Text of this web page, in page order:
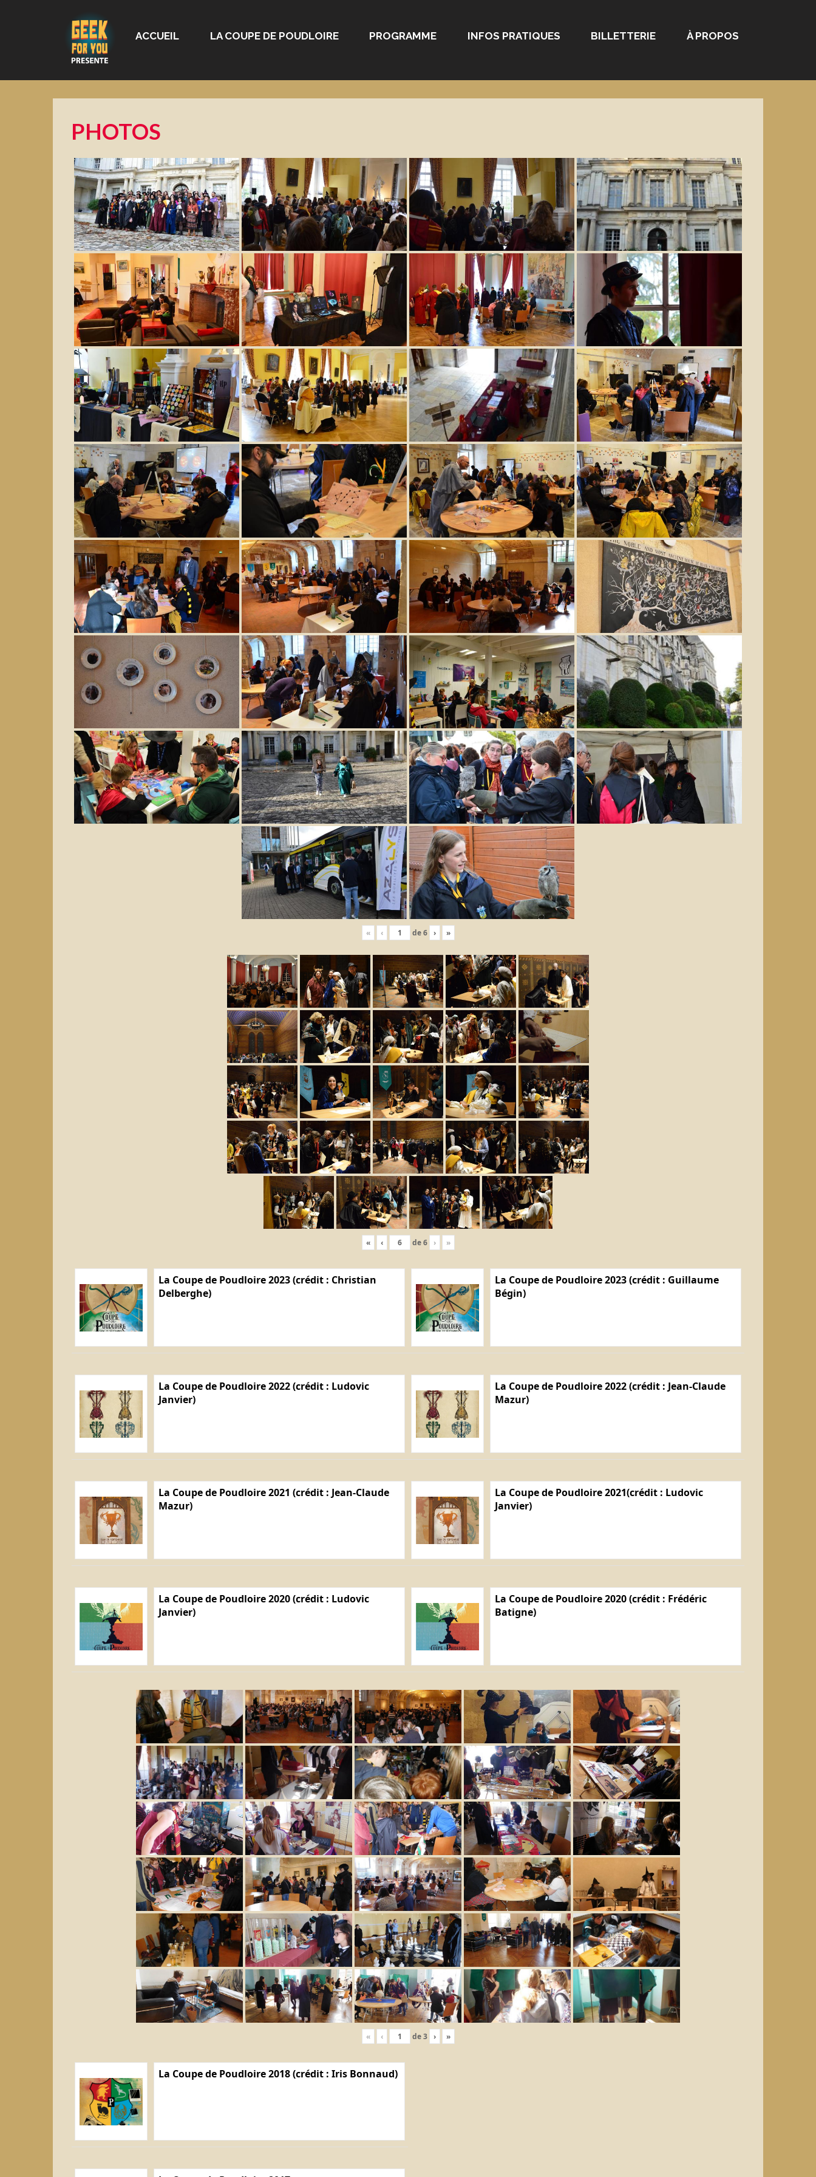
ACCUEIL LA COUPE DE POUDLOIRE PROGRAMME INFOS PRATIQUES BILLETTERIE À PROPOS
PHOTOS
« ‹ de6 › »
« ‹ de6 › »
La Coupe de Poudloire 2023 (crédit : Christian
Delberghe)
La Coupe de Poudloire 2023 (crédit : Guillaume
Bégin)
La Coupe de Poudloire 2022 (crédit : Ludovic
Janvier)
La Coupe de Poudloire 2022 (crédit : Jean-Claude
Mazur)
La Coupe de Poudloire 2021 (crédit : Jean-Claude
Mazur)
La Coupe de Poudloire 2021(crédit : Ludovic
Janvier)
La Coupe de Poudloire 2020 (crédit : Ludovic
Janvier)
La Coupe de Poudloire 2020 (crédit : Frédéric
Batigne)
« ‹ de3 › »
La Coupe de Poudloire 2018 (crédit : Iris Bonnaud)